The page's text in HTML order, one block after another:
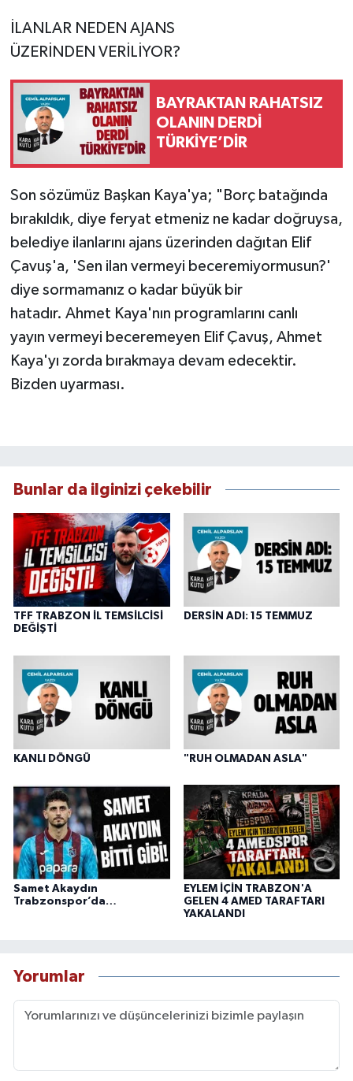
İLANLAR NEDEN AJANS
ÜZERİNDEN VERİLİYOR?
BAYRAKTAN RAHATSIZ
OLANIN DERDİ
TÜRKİYE’DİR
Son sözümüz Başkan Kaya'ya; "Borç batağında
bırakıldık, diye feryat etmeniz ne kadar doğruysa,
belediye ilanlarını ajans üzerinden dağıtan Elif
Çavuş'a, 'Sen ilan vermeyi beceremiyormusun?'
diye sormamanız o kadar büyük bir
hatadır. Ahmet Kaya'nın programlarını canlı
yayın vermeyi beceremeyen Elif Çavuş, Ahmet
Kaya'yı zorda bırakmaya devam edecektir.
Bizden uyarması.
Bunlar da ilginizi çekebilir
TFF TRABZON İL TEMSİLCİSİ
DEĞİŞTİ
DERSİN ADI: 15 TEMMUZ
KANLI DÖNGÜ "RUH OLMADAN ASLA"
Samet Akaydın
Trabzonspor’da…
EYLEM İÇİN TRABZON'A
GELEN 4 AMED TARAFTARI
YAKALANDI
Yorumlar